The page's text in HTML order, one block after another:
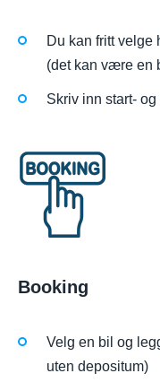
Du kan fritt velge
(det kan være en
Skriv inn start-
Booking
Velg en bil og
uten depositum)